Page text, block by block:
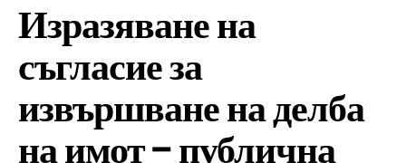
Изразяване на
съгласие за
извършване на делба
на имот – публична